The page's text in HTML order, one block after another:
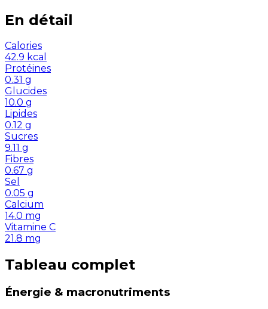
En détail
Calories
42.9 kcal
Protéines
0.31 g
Glucides
10.0 g
Lipides
0.12 g
Sucres
9.11 g
Fibres
0.67 g
Sel
0.05 g
Calcium
14.0 mg
Vitamine C
21.8 mg
Tableau complet
Énergie & macronutriments